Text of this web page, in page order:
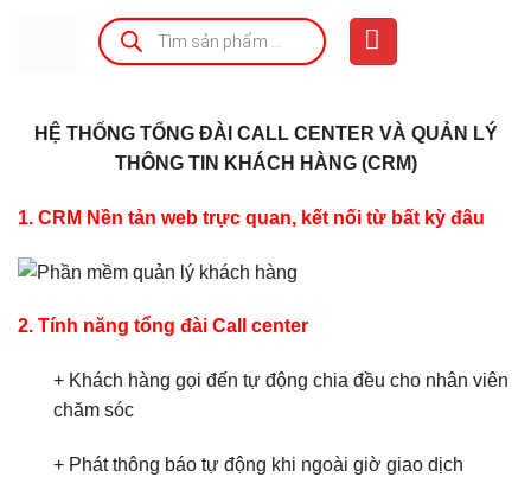
Tìm
kiếm
sản
phẩm
HỆ THỐNG TỔNG ĐÀI CALL CENTER VÀ QUẢN LÝ
THÔNG TIN KHÁCH HÀNG (CRM)
1. CRM Nền tản web trực quan, kết nối từ bất kỳ đâu
2. Tính năng tổng đài Call center
+ Khách hàng gọi đến tự động chia đều cho nhân viên
chăm sóc
+ Phát thông báo tự động khi ngoài giờ giao dịch